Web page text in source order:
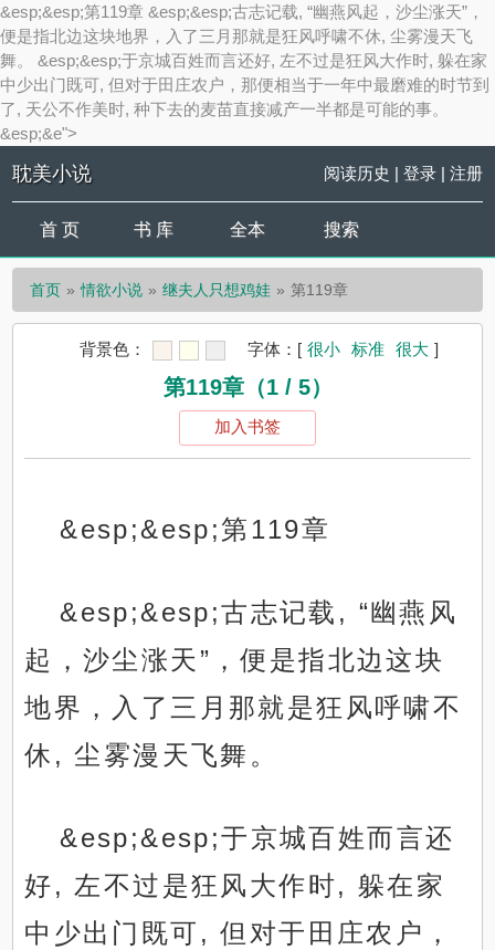
&esp;&esp;第119章 &esp;&esp;古志记载, “幽燕风起，沙尘涨天”，
便是指北边这块地界，入了三月那就是狂风呼啸不休, 尘雾漫天飞
舞。 &esp;&esp;于京城百姓而言还好, 左不过是狂风大作时, 躲在家
中少出门既可, 但对于田庄农户，那便相当于一年中最磨难的时节到
了, 天公不作美时, 种下去的麦苗直接减产一半都是可能的事。
&esp;&e">
耽美小说 阅读历史 | 登录| 注册
首 页 书 库 全本 搜索
首页 情欲小说 继夫人只想鸡娃 第119章
背景色： 字体： [ 很小 标准 很大 ]
第119章（1 / 5）
加入书签
&esp;&esp;第119章
&esp;&esp;古志记载, “幽燕风
起，沙尘涨天”，便是指北边这块
地界，入了三月那就是狂风呼啸不
休, 尘雾漫天飞舞。
&esp;&esp;于京城百姓而言还
好, 左不过是狂风大作时, 躲在家
中少出门既可, 但对于田庄农户，